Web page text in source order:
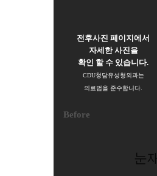
전후사진 페이지에서
자세한 사진을
확인 할 수 있습니다.
CDU청담유성형외과는
의료법을 준수합니다.
Before
눈